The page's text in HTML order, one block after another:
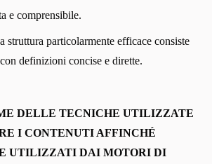
e comprensibile.
struttura particolarmente efficace consiste
definizioni concise e dirette.
DELLE TECNICHE UTILIZZATE
I CONTENUTI AFFINCHÉ
UTILIZZATI DAI MOTORI DI